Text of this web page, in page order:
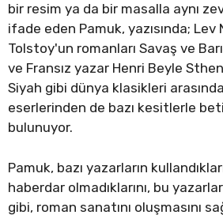
bir resim ya da bir masalla aynı
ifade eden Pamuk, yazısında; Lev
Tolstoy'un romanları Savaş ve
ve Fransız yazar Henri Beyle
Siyah gibi dünya klasikleri
eserlerinden de bazı kesitlerle
bulunuyor.
Pamuk, bazı yazarların
haberdar olmadıklarını, bu
gibi, roman sanatını oluşmasını